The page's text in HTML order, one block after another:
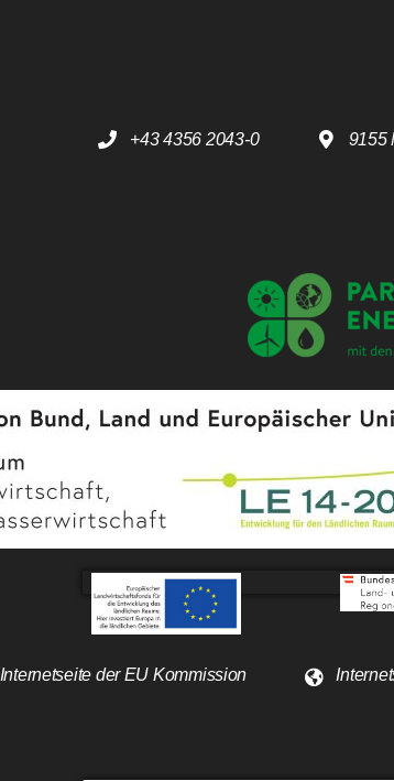
+43 4356 2043-0 9155
Internetseite der EU Kommission